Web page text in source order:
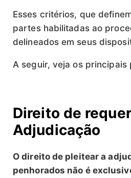
Esses critérios, que
partes habilitadas ao
delineados em seus
A seguir, veja os principais
Direito de
Adjudicação
O direito de pleitear a
penhorados não é